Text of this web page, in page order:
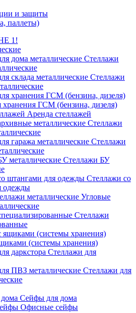
и защиты
паллеты)
1!
Стеллажи
Стеллажи
хранения ГСМ (бензина, дизеля)
Аренда стеллажей
Стеллажи
Стеллажи
Стеллажи БУ
Стеллажи со
одежды
Угловые
Стеллажи
(системы хранения)
Стеллажи для
Стеллажи для
Сейфы для дома
Офисные сейфы